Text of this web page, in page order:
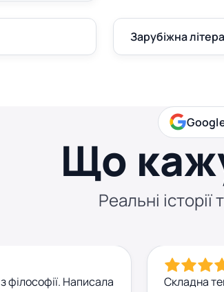
Зарубіжна
Що
Реальні
філософії. Написала
Складна